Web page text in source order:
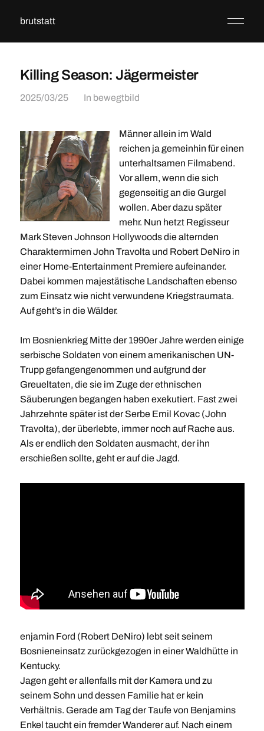
brutstatt
Killing Season: Jägermeister
2025/03/25 In bewegtbild
Männer allein im Wald
reichen ja gemeinhin für einen
unterhaltsamen Filmabend.
Vor allem, wenn die sich
gegenseitig an die Gurgel
wollen. Aber dazu später
mehr. Nun hetzt Regisseur
Mark Steven Johnson Hollywoods die alternden
Charaktermimen John Travolta und Robert DeNiro in
einer Home-Entertainment Premiere aufeinander.
Dabei kommen majestätische Landschaften ebenso
zum Einsatz wie nicht verwundene Kriegstraumata.
Auf geht’s in die Wälder.
Im Bosnienkrieg Mitte der 1990er Jahre werden einige
serbische Soldaten von einem amerikanischen UN-
Trupp gefangengenommen und aufgrund der
Greueltaten, die sie im Zuge der ethnischen
Säuberungen begangen haben exekutiert. Fast zwei
Jahrzehnte später ist der Serbe Emil Kovac (John
Travolta), der überlebte, immer noch auf Rache aus.
Als er endlich den Soldaten ausmacht, der ihn
erschießen sollte, geht er auf die Jagd.
enjamin Ford (Robert DeNiro) lebt seit seinem
Bosnieneinsatz zurückgezogen in einer Waldhütte in
Kentucky.
Jagen geht er allenfalls mit der Kamera und zu
seinem Sohn und dessen Familie hat er kein
Verhältnis. Gerade am Tag der Taufe von Benjamins
Enkel taucht ein fremder Wanderer auf. Nach einem